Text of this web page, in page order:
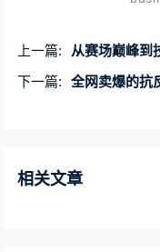
上一篇:
从赛场巅峰到技术
下一篇:
全网卖爆的抗反
相关文章